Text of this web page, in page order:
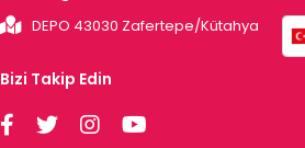
DEPO 43030 Zafertepe/Kütahya
Bizi Takip Edin